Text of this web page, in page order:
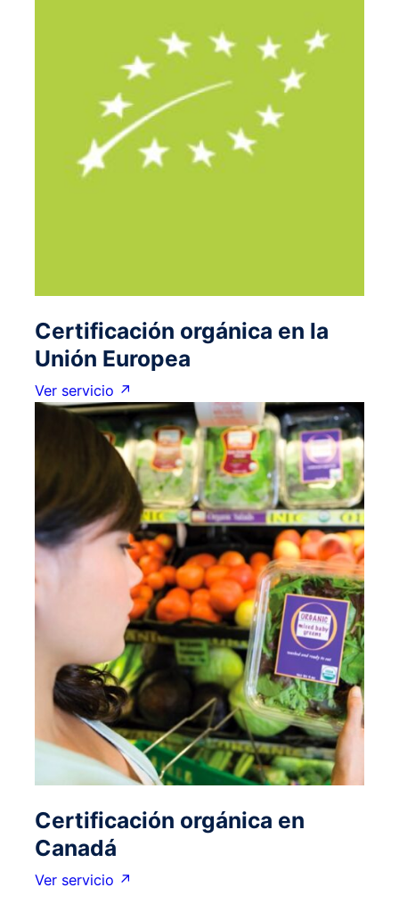
Certificación orgánica en la
Unión Europea
Ver servicio ↗
Certificación orgánica en
Canadá
Ver servicio ↗